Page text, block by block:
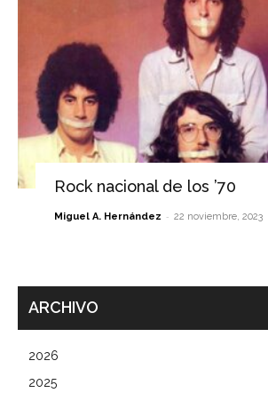
Rock nacional de los ’70
Miguel A. Hernández - 22 noviembre, 2023
ARCHIVO
2026
2025